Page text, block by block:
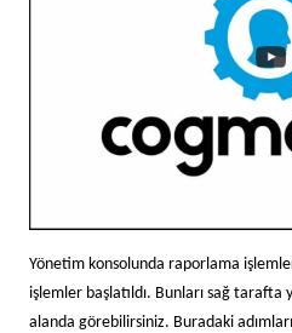
Yönetim konsolunda raporlama
işlemler başlatıldı. Bunları sağ tarafta
alanda görebilirsiniz. Buradaki